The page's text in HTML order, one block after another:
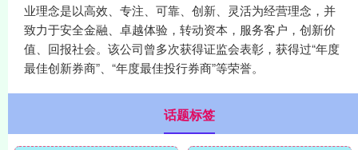
业理念是以高效、专注、可靠、创新、灵活为经营理念，并
致力于安全金融、卓越体验，转动资本，服务客户，创新价
值、回报社会。该公司曾多次获得证监会表彰，获得过“年度
最佳创新券商”、“年度最佳投行券商”等荣誉。
话题标签